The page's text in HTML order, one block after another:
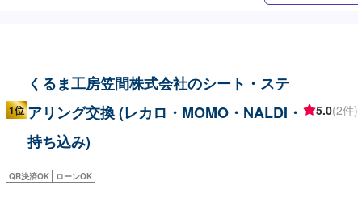
1位
くるま工房笠間株式会社のシート・ステ
アリング交換 (レカロ・MOMO・NALDI・
持ち込み)
5.0(2件)
QR決済OK ローンOK